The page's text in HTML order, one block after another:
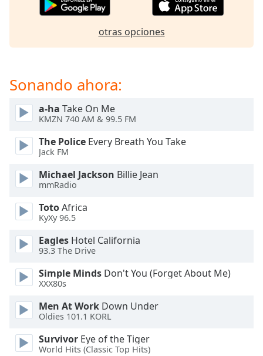
Escape
and
window.
Background
Color
Opacity
Area
Background
otras opciones
Sonando ahora:
a-ha Take On Me
KMZN 740 AM & 99.5 FM
The Police Every Breath You Take
Jack FM
Michael Jackson Billie Jean
mmRadio
TotoAfrica
KyXy 96.5
Eagles Hotel California
93.3 The Drive
Simple Minds Don't You (Forget About Me)
XXX80s
Men At Work Down Under
Oldies 101.1 KORL
Survivor Eye of the Tiger
World Hits (Classic Top Hits)